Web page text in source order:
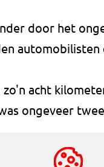
door het
automobilisten
acht
ongeveer